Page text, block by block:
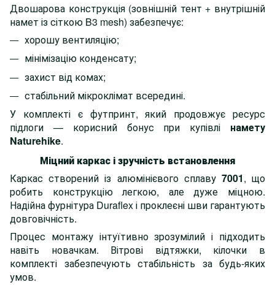
Двошарова конструкція (зовнішній тент + внутрішній
намет із сіткою B3 mesh) забезпечує:
хорошу вентиляцію;
мінімізацію конденсату;
захист від комах;
стабільний мікроклімат всередині.
У комплекті є футпринт, який продовжує ресурс
підлоги — корисний бонус при купівлі намету
Naturehike.
Міцний каркас і зручність встановлення
Каркас створений із алюмінієвого сплаву 7001, що
робить конструкцію легкою, але дуже міцною.
Надійна фурнітура Duraflex і проклеєні шви гарантують
довговічність.
Процес монтажу інтуїтивно зрозумілий і підходить
навіть новачкам. Вітрові відтяжки, кілочки в
комплекті забезпечують стабільність за будь-яких
умов.